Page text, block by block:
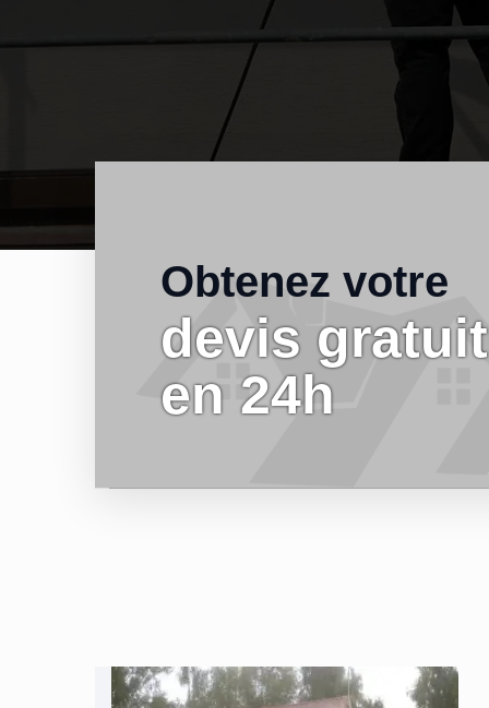
Obtenez votre
devis gratuit
en 24h